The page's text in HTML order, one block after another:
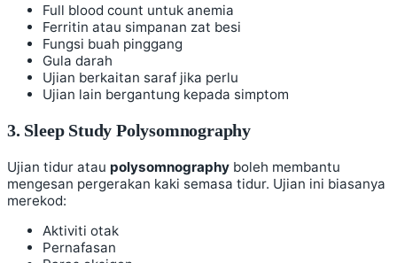
Full blood count untuk anemia
Ferritin atau simpanan zat besi
Fungsi buah pinggang
Gula darah
Ujian berkaitan saraf jika perlu
Ujian lain bergantung kepada simptom
3. Sleep Study Polysomnography
Ujian tidur atau polysomnography boleh membantu
mengesan pergerakan kaki semasa tidur. Ujian ini biasanya
merekod:
Aktiviti otak
Pernafasan